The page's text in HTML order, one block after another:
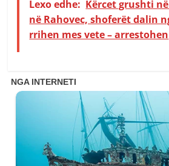
Lexo edhe: Kërcet grushti
në Rahovec, shoferët dalin
rrihen mes vete – arrestohen